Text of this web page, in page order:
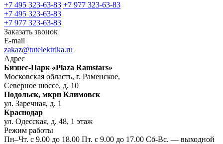
+7 495 323-63-83 +7 977 323-63-83
+7 495 323-63-83
+7 977 323-63-83
Заказать звонок
E-mail
zakaz@tutelektrika.ru
Адрес
Бизнес-Парк «Plaza Ramstars»
Московская область, г. Раменское,
Северное шоссе, д. 10
Подольск, мкрн Климовск
ул. Заречная, д. 1
Краснодар
ул. Одесская, д. 48, 1 этаж
Режим работы
Пн–Чт. с 9.00 до 18.00 Пт. с 9.00 до 17.00 Сб-Вс. — выходной